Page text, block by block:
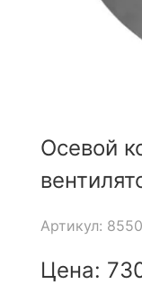
Осевой
Артикул:
Цена: